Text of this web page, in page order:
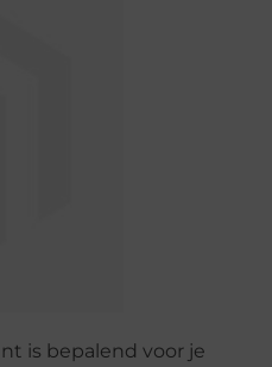
is bepalend voor je